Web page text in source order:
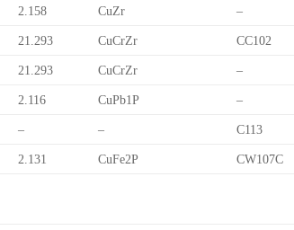
2.158 CuZr –
21.293 CuCrZr CC102
21.293 CuCrZr –
2.116 CuPb1P –
– – C113
2.131 CuFe2P CW107C